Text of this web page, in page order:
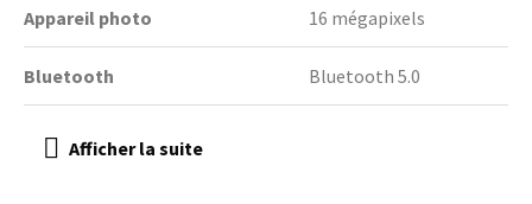
Appareil photo 16 mégapixels
Bluetooth Bluetooth 5.0